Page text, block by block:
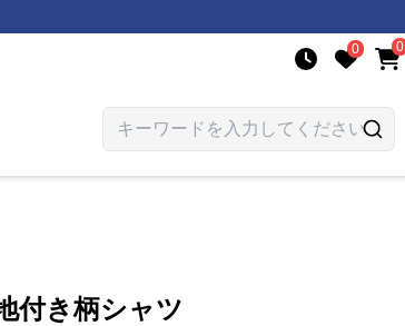
0 0
付き柄シャツ